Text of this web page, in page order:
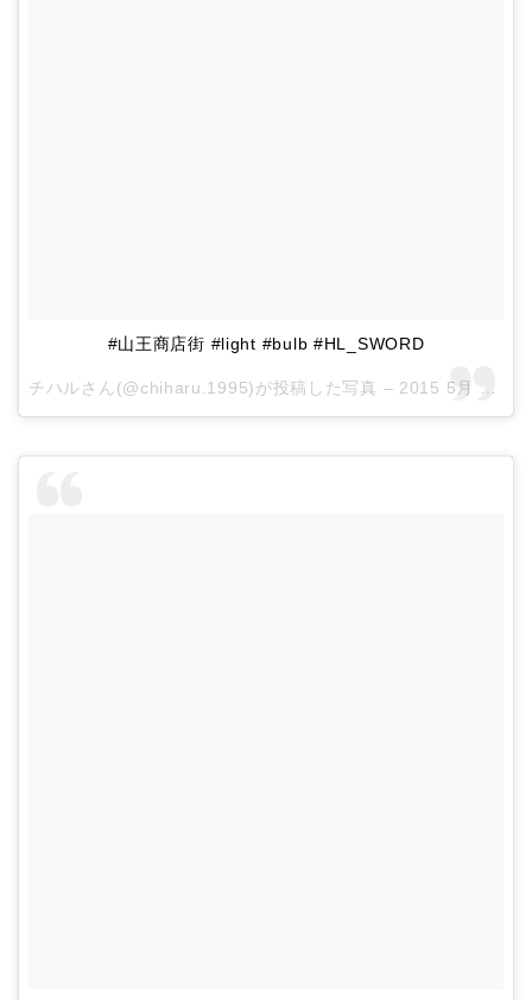
#山王商店街 #light #bulb #HL_SWORD
チハルさん(@chiharu.1995)が投稿した写真 – 2015 5月 30 1:46午前 PDT